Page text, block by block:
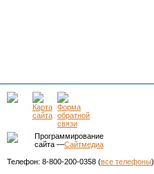
Программирование
сайта —Сайтмедиа
Телефон: 8-800-200-0358 (все телефоны)